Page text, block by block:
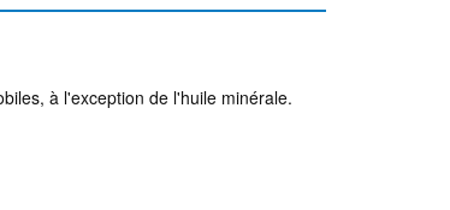
à l'exception de l'huile minérale.